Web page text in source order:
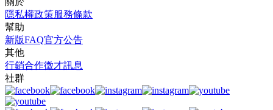
隱私權政策服務條款
幫助
新版FAQ官方公告
其他
行銷合作徵才訊息
社群